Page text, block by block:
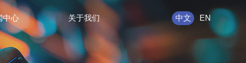
中心 关于我们 中文 EN